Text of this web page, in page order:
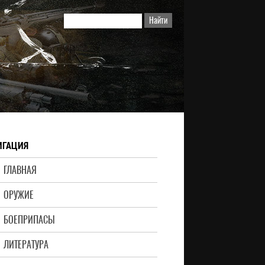
ГЛАВНАЯ
ОРУЖИЕ
БОЕПРИПАСЫ
ЛИТЕРАТУРА